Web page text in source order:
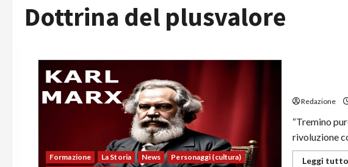
Dottrina del plusvalore
Formazione La Storia News
Personaggi (cultura)
Redazione
“Tremino
rivoluzione
Leggi tutto